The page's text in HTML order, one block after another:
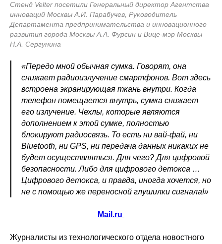
Стенд Velter посетили Генеральный директор Агентства
инноваций Москвы А.И. Парабучев, Руководитель
Департамента предпринимательства и инновационного
развития города Москвы А.А. Фурсин и Вице-мэр Москвы
Н.А. Сергунина
«Передо мной обычная сумка. Говорят, она
снижает радиоизлучение смартфонов. Вот здесь
встроена экранирующая ткань внутри. Когда
телефон помещается внутрь, сумка снижает
его излучение. Чехлы, которые являются
дополнением к этой сумке, полностью
блокируют радиосвязь. То есть ни вай-фай, ни
Bluetooth, ни GPS, ни передача данных никаких не
будет осуществляться. Для чего? Для цифровой
безопасности. Либо для цифрового детокса …
Цифрового детокса, и правда, иногда хочется, но
не с помощью же переносной глушилки сигнала!»
Mail.ru
Журналисты из технологического отдела новостного